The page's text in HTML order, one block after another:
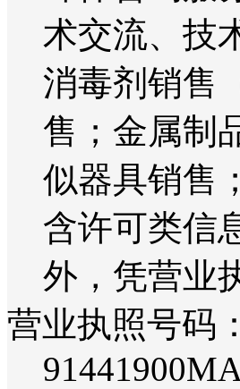
术交流、技
消毒剂销售
售；金属制
似器具销售
含许可类信
外，凭营业
营业执照号码：